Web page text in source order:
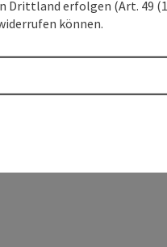
erfolgen (Art. 49
können.